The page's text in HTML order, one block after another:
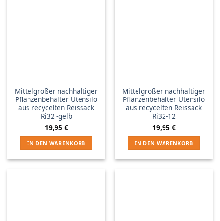
Mittelgroßer nachhaltiger
Pflanzenbehälter Utensilo
aus recycelten Reissack
Ri32 -gelb
19,95 €
IN DEN WARENKORB
Mittelgroßer nachhaltiger
Pflanzenbehälter Utensilo
aus recycelten Reissack
Ri32-12
19,95 €
IN DEN WARENKORB